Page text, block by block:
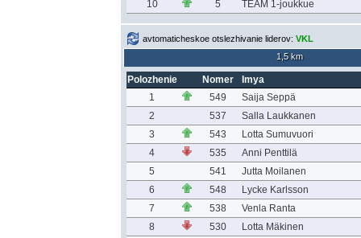
10 5 TEAM 1-joukkue
avtomaticheskoe otslezhivanie liderov: VKL
1,5 km
Polozhenie Nomer
Imya
1
549
Saija Seppä
2
537
Salla Laukkanen
3
543
Lotta Sumuvuori
4
535
Anni Penttilä
5
541
Jutta Moilanen
6
548
Lycke Karlsson
7
538
Venla Ranta
8
530
Lotta Mäkinen